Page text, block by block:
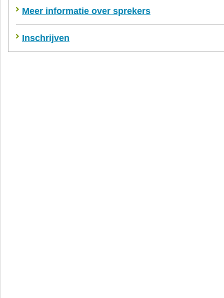
Meer informatie over sprekers
Inschrijven